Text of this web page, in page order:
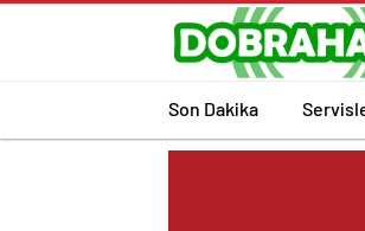
Son Dakika